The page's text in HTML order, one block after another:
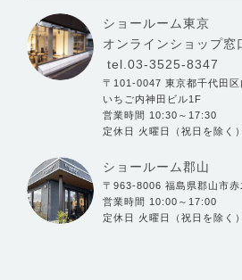
ショールーム東京
オンラインショップ窓
tel.03-3525-8347
〒101-0047 東京都千代田
いちご内神田ビル1F
営業時間 10:30～17:30
定休日 火曜日（祝日を除く
ショールーム郡山
〒963-8006 福島県郡山市
営業時間 10:00～17:00
定休日 火曜日（祝日を除く